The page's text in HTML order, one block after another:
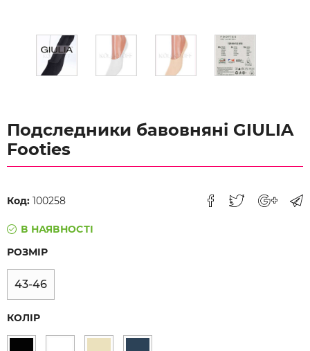
Подследники бавовняні GIULIA
Footies
Код: 100258
В НАЯВНОСТІ
РОЗМІР
43-46
КОЛІР